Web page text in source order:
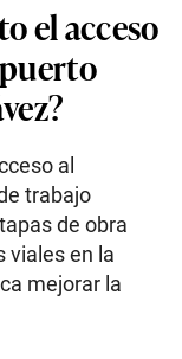
el acceso
al
trabajo
de obra
viales en la
mejorar la